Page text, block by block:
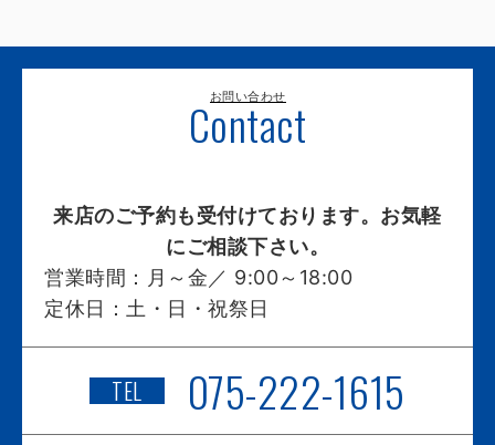
お問い合わせ
Contact
来店のご予約も受付けております。お気軽
にご相談下さい。
営業時間：
月～金／ 9:00～18:00
定休日： 土・日・祝祭日
TEL 075-222-1615